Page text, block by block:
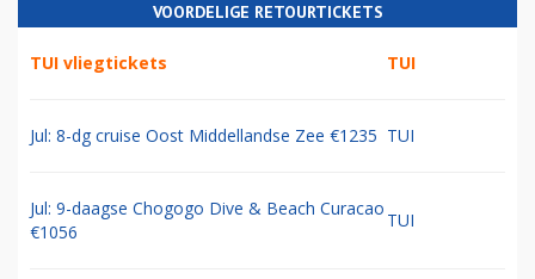
VOORDELIGE RETOURTICKETS
TUI vliegtickets TUI
Jul: 8-dg cruise Oost Middellandse Zee €1235 TUI
Jul: 9-daagse Chogogo Dive & Beach Curacao
€1056
TUI